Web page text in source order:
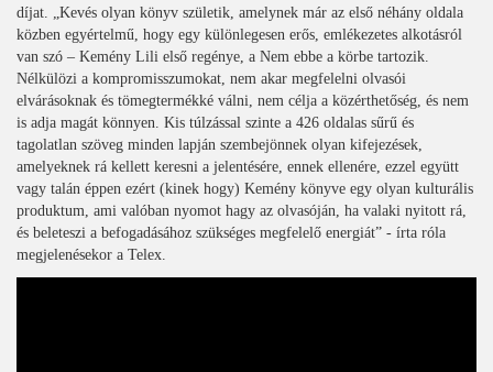
díjat. „Kevés olyan könyv születik, amelynek már az első néhány oldala
közben egyértelmű, hogy egy különlegesen erős, emlékezetes alkotásról
van szó – Kemény Lili első regénye, a Nem ebbe a körbe tartozik.
Nélkülözi a kompromisszumokat, nem akar megfelelni olvasói
elvárásoknak és tömegtermékké válni, nem célja a közérthetőség, és nem
is adja magát könnyen. Kis túlzással szinte a 426 oldalas sűrű és
tagolatlan szöveg minden lapján szembejönnek olyan kifejezések,
amelyeknek rá kellett keresni a jelentésére, ennek ellenére, ezzel együtt
vagy talán éppen ezért (kinek hogy) Kemény könyve egy olyan kulturális
produktum, ami valóban nyomot hagy az olvasóján, ha valaki nyitott rá,
és beleteszi a befogadásához szükséges megfelelő energiát” - írta róla
megjelenésekor a Telex.